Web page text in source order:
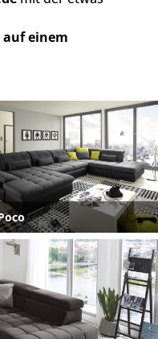
einem